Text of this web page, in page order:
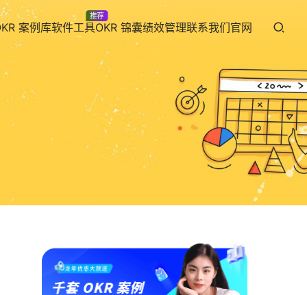
案例库软件工具
推荐
OKR 锦囊绩效管理联系我们官网